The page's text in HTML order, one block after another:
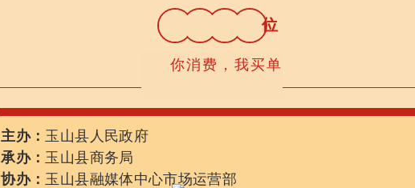
位
你消费，我买单
主办： 玉山县人民政府
承办： 玉山县商务局
协办： 玉山县融媒体中心市场运营部